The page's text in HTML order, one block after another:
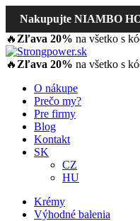
Nakupujte NIAMBO
🔥 Zľava 20% na všetko s
🔥 Zľava 20% na všetko s
O nákupe
Prečo my?
Pre firmy
Blog
Kontakt
SK
CZ
HU
Krémy
Výhodné balenia